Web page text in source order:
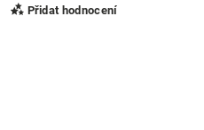
Přidat hodnocení